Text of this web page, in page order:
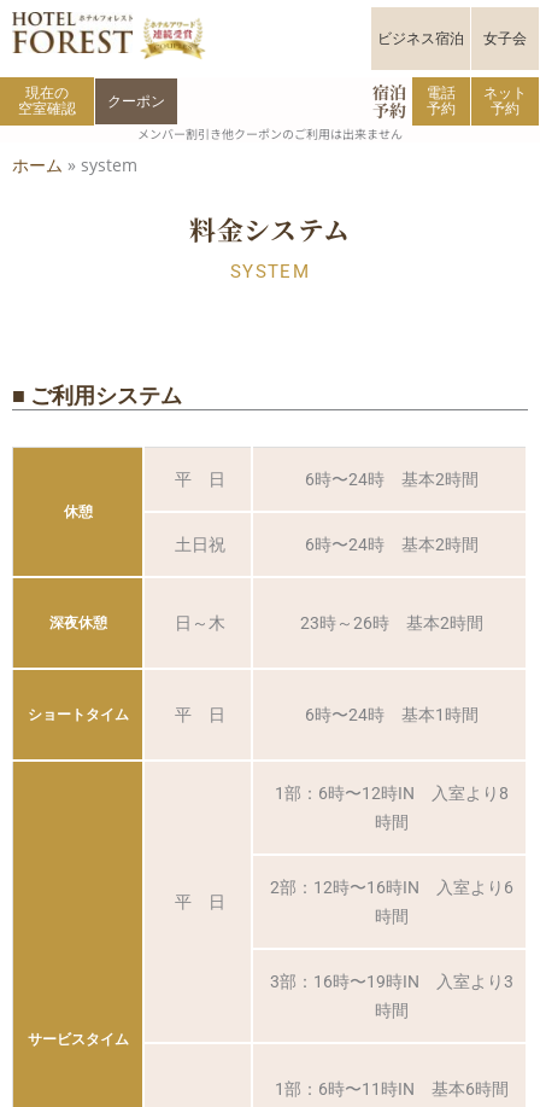
内
容
を
プ
ビジネス宿泊 女子会
現在の
空室確認
クーポン 宿泊
予約
電話
予約
ネット
予約
メンバー割引き他クーポンのご利用は出来ません
ホーム » system
料金システム
SYSTEM
■ ご利用システム
休憩
平 日 6時〜24時 基本2時間
土日祝 6時〜24時 基本2時間
深夜休憩 日～木 23時～26時 基本2時間
ショートタイム 平 日 6時〜24時 基本1時間
サービスタイム
平 日
1部：6時〜12時IN 入室より8
時間
2部：12時〜16時IN 入室より6
時間
3部：16時〜19時IN 入室より3
時間
1部：6時〜11時IN 基本6時間